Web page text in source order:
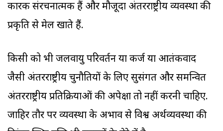
कारक संरचनात्मक हैं और मौजूदा अंतरराष्ट्रीय व्यवस्था की
प्रकृति से मेल खाते हैं.
किसी को भी जलवायु परिवर्तन या कर्ज या आतंकवाद
जैसी अंतरराष्ट्रीय चुनौतियों के लिए सुसंगत और समन्वित
अंतरराष्ट्रीय प्रतिक्रियाओं की अपेक्षा तो नहीं करनी चाहिए.
जाहिर तौर पर व्यवस्था के अभाव से विश्व अर्थव्यवस्था की